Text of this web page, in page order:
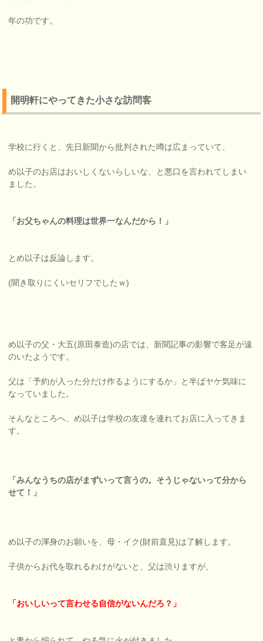
年の功です。
開明軒にやってきた小さな訪問客
学校に行くと、先日新聞から批判された噂は広まっていて、
め以子のお店はおいしくないらしいな、と悪口を言われてしまい
ました。
「お父ちゃんの料理は世界一なんだから！」
とめ以子は反論します。
(聞き取りにくいセリフでしたｗ)
め以子の父・大五(原田泰造)の店では、新聞記事の影響で客足が遠
のいたようです。
父は「予約が入った分だけ作るようにするか」と半ばヤケ気味に
なっていました。
そんなところへ、め以子は学校の友達を連れてお店に入ってきま
す。
「みんなうちの店がまずいって言うの。そうじゃないって分から
せて！」
め以子の渾身のお願いを、母・イク(財前直見)は了解します。
子供からお代を取れるわけがないと、父は渋りますが、
「おいしいって言わせる自信がないんだろ？」